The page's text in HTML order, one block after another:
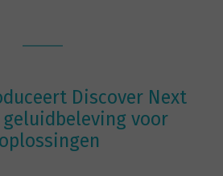
Discover Next
voor